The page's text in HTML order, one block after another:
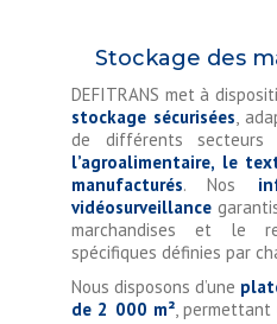
Stockage des
DEFITRANS met à
stockage sécurisées ,
de différents secteurs
l’agroalimentaire, le
manufacturés. Nos
vidéosurveillance
marchandises et le
spécifiques définies par
Nous disposons d’une
de 2 000 m², permettant